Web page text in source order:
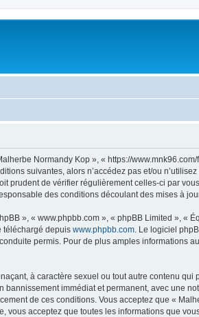
Normandy Kop », « https://
suivantes, alors n’accédez pas et/ou
prudent de vérifier régulièrement celles-ci par
des conditions découlant des mises à
», « www.phpbb.com », « phpBB Limited », «
téléchargé depuis www.phpbb.com . Le logiciel
permis. Pour de plus amples informations
à caractère sexuel ou tout autre contenu qui
immédiat et permanent, avec une
de ces conditions. Vous acceptez que «
acceptez que toutes les informations que